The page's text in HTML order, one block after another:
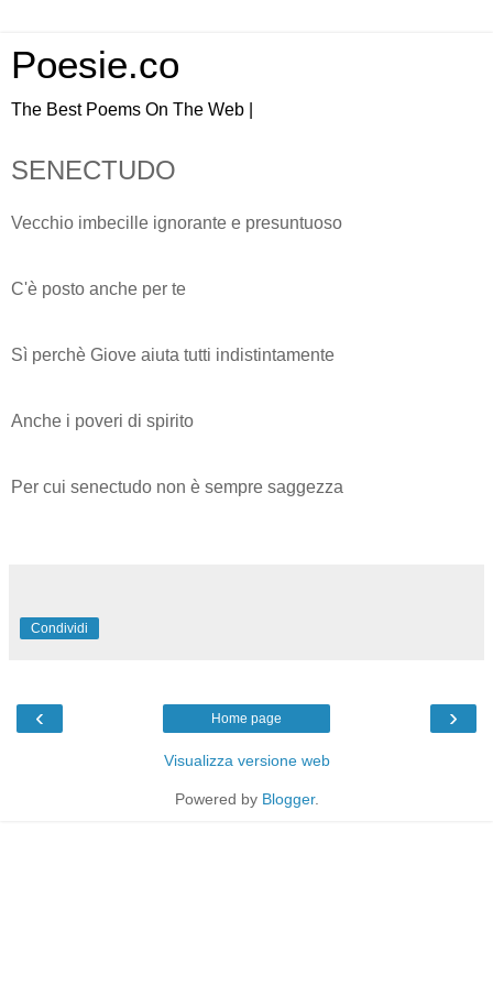
Poesie.co
The Best Poems On The Web |
SENECTUDO
Vecchio imbecille ignorante e presuntuoso
C'è posto anche per te
Sì perchè Giove aiuta tutti indistintamente
Anche i poveri di spirito
Per cui senectudo non è sempre saggezza
Condividi
‹ ›
Home page
Visualizza versione web
Powered by Blogger.